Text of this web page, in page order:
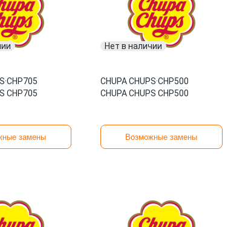
·CHP705
CHP705
замены
Нет в наличии
CHUPA CHUPS·CHP500
CHUPA CHUPS CHP500
Возможные замены